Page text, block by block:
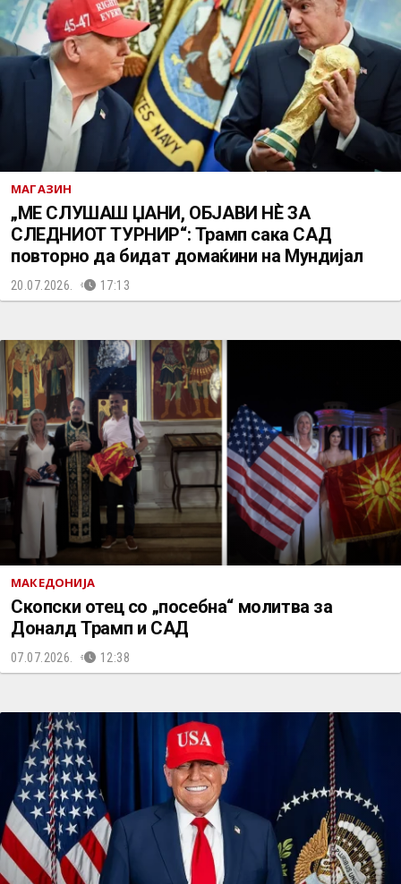
МАГАЗИН
„МЕ СЛУШАШ ЏАНИ, ОБЈАВИ НЀ ЗА
СЛЕДНИОТ ТУРНИР“: Трамп сака САД
повторно да бидат домаќини на Мундијал
20.07.2026. 17:13
МАКЕДОНИЈА
Скопски отец со „посебна“ молитва за
Доналд Трамп и САД
07.07.2026. 12:38